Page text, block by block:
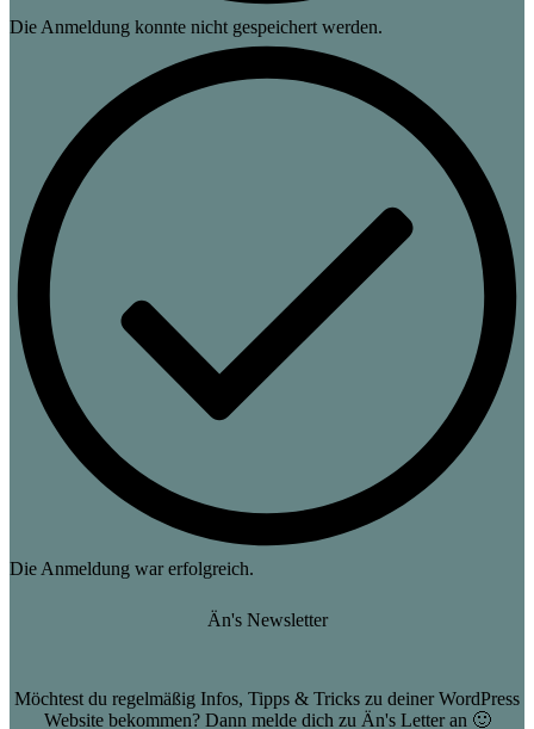
Die Anmeldung konnte nicht gespeichert werden.
Die Anmeldung war erfolgreich.
Än's Newsletter
Möchtest du regelmäßig Infos, Tipps & Tricks zu deiner WordPress
Website bekommen? Dann melde dich zu Än's Letter an 🙂